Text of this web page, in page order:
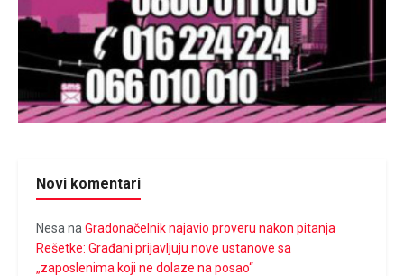
Novi komentari
Nesa na Gradonačelnik najavio proveru nakon pitanja
Rešetke: Građani prijavljuju nove ustanove sa
„zaposlenima koji ne dolaze na posao“